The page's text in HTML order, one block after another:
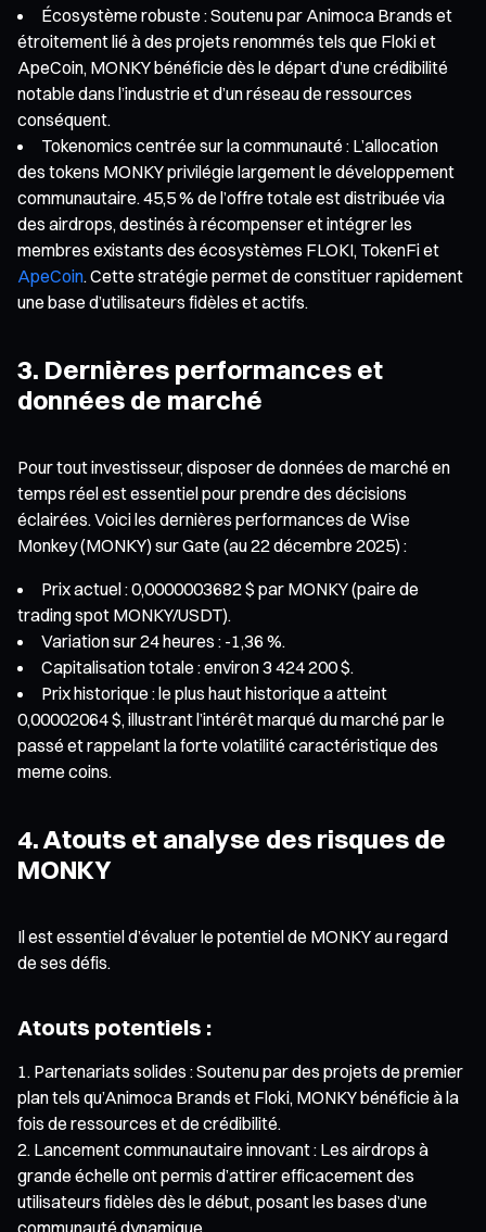
Écosystème robuste : Soutenu par Animoca Brands et
étroitement lié à des projets renommés tels que Floki et
ApeCoin, MONKY bénéficie dès le départ d’une crédibilité
notable dans l’industrie et d’un réseau de ressources
conséquent.
Tokenomics centrée sur la communauté : L’allocation
des tokens MONKY privilégie largement le développement
communautaire. 45,5 % de l’offre totale est distribuée via
des airdrops, destinés à récompenser et intégrer les
membres existants des écosystèmes FLOKI, TokenFi et
ApeCoin. Cette stratégie permet de constituer rapidement
une base d’utilisateurs fidèles et actifs.
3. Dernières performances et
données de marché
Pour tout investisseur, disposer de données de marché en
temps réel est essentiel pour prendre des décisions
éclairées. Voici les dernières performances de Wise
Monkey (MONKY) sur Gate (au 22 décembre 2025) :
Prix actuel : 0,0000003682 $ par MONKY (paire de
trading spot MONKY/USDT).
Variation sur 24 heures : -1,36 %.
Capitalisation totale : environ 3 424 200 $.
Prix historique : le plus haut historique a atteint
0,00002064 $, illustrant l’intérêt marqué du marché par le
passé et rappelant la forte volatilité caractéristique des
meme coins.
4. Atouts et analyse des risques de
MONKY
Il est essentiel d’évaluer le potentiel de MONKY au regard
de ses défis.
Atouts potentiels :
Partenariats solides : Soutenu par des projets de premier
plan tels qu’Animoca Brands et Floki, MONKY bénéficie à la
fois de ressources et de crédibilité.
Lancement communautaire innovant : Les airdrops à
grande échelle ont permis d’attirer efficacement des
utilisateurs fidèles dès le début, posant les bases d’une
communauté dynamique.